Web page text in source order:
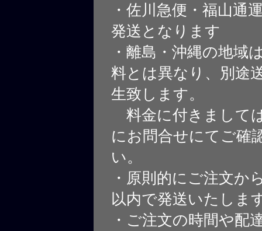
・佐川急便・福山通
発送となります
・離島・沖縄の地域
料とは異なり、別途
生致します。
料金に付きまして
にお問合せにてご確
い。
・原則的にご注文か
以内で発送いたしま
・ご注文の時間や配